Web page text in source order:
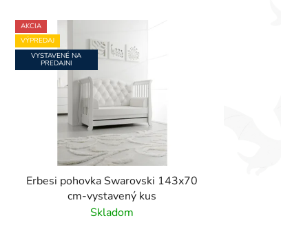
AKCIA
VÝPREDAJ
VYSTAVENÉ NA
PREDAJNI
Erbesi pohovka Swarovski 143x70
cm-vystavený kus
Skladom